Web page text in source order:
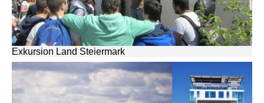
Exkursion Land Steiermark